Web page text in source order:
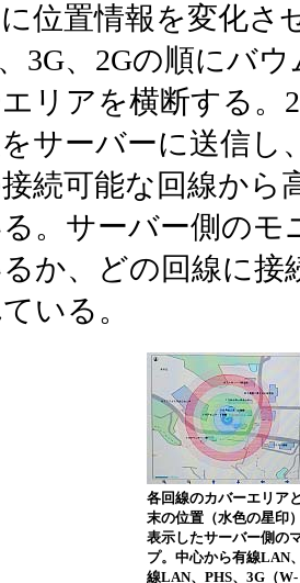
位置情報を変化さ
3G、2Gの順にバ
リアを横断する。
サーバーに送信し
続可能な回線から
。サーバー側のモ
か、どの回線に
いる。
各回線のカバーエリア
末の位置（水色の星印
表示したサーバー側の
プ。中心から有線LAN
線LAN、PHS、3G（W-